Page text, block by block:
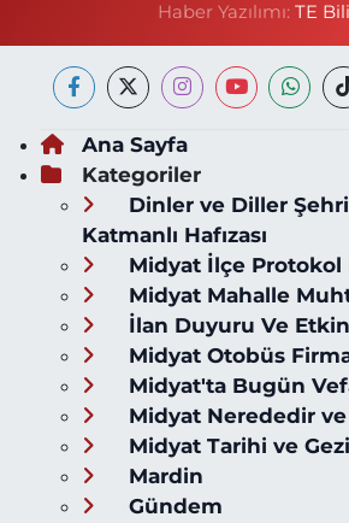
Haber Yazılımı: TE
Ana Sayfa
Kategoriler
Dinler ve Diller
Katmanlı Hafızası
Midyat İlçe Protokol
Midyat Mahalle
İlan Duyuru Ve
Midyat Otobüs
Midyat'ta Bugün
Midyat Nerededir ve
Midyat Tarihi ve
Mardin
Gündem